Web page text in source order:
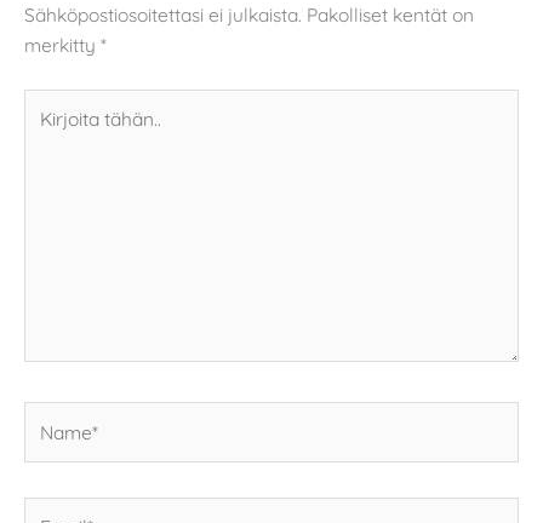
Sähköpostiosoitettasi ei julkaista. Pakolliset kentät on
merkitty *
tähän..